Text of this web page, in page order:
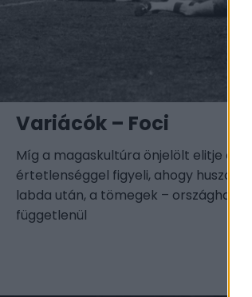
Variácók – Foci
Míg a magaskultúra önjelölt elitje
értetlenséggel figyeli, ahogy
labda után, a tömegek –
függetlenül